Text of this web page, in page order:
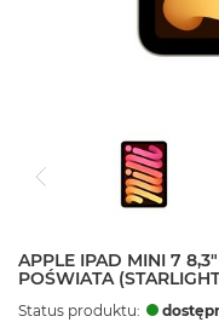
APPLE IPAD MINI 7
POŚWIATA
Status produktu: